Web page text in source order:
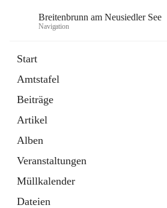
Breitenbrunn am Neusiedler See
Navigation
Start
Amtstafel
Beiträge
Artikel
Alben
Veranstaltungen
Müllkalender
Dateien
18 Schnellzugriffe
Gemeindeservice